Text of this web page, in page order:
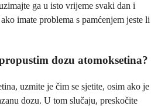
ga u isto vrijeme svaki dan i
imate problema s pamćenjem jeste li
dozu atomoksetina?
uzmite je čim se sjetite, osim ako je
dozu. U tom slučaju, preskočite